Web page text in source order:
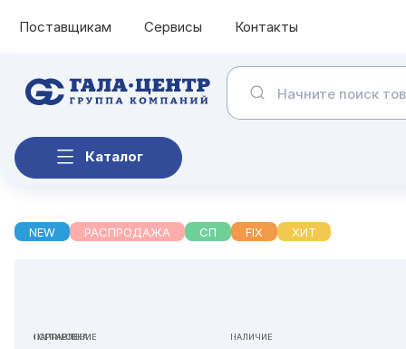
Поставщикам Сервисы Контакты
Каталог
NEW РАСПРОДАЖА СП FIX ХИТ
НАПРАВЛЕНИЕ
СОРТИРОВКА
НАЛИЧИЕ